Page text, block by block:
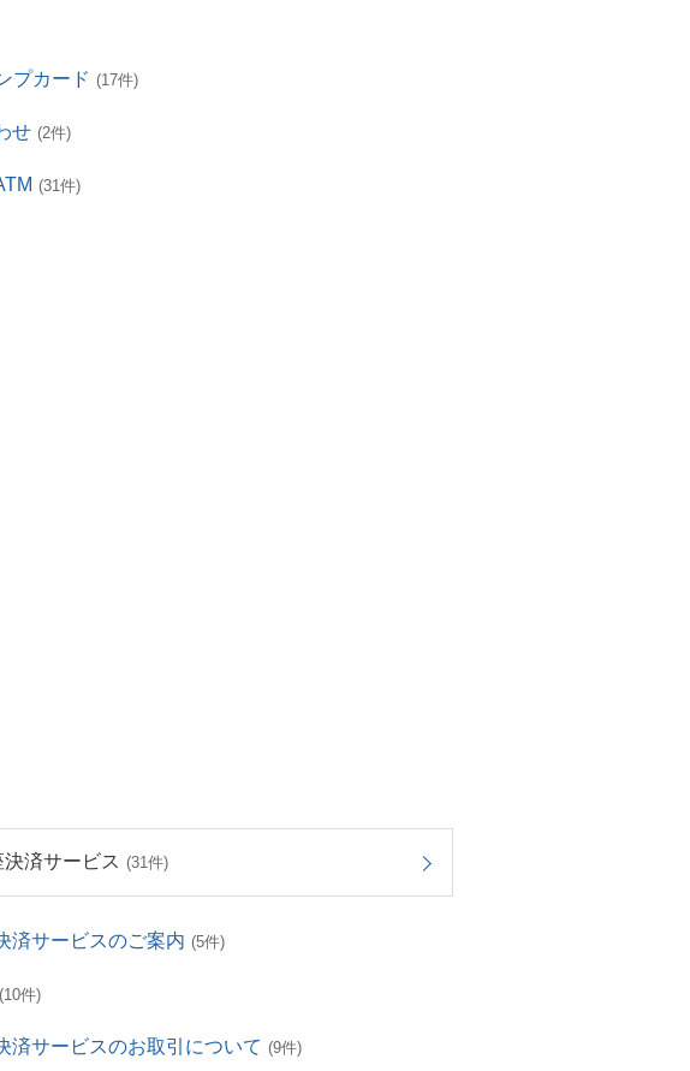
プカード (17件)
せ (2件)
(31件)
決済サービス (31件)
済サービスのご案内 (5件)
(10件)
済サービスのお取引について (9件)